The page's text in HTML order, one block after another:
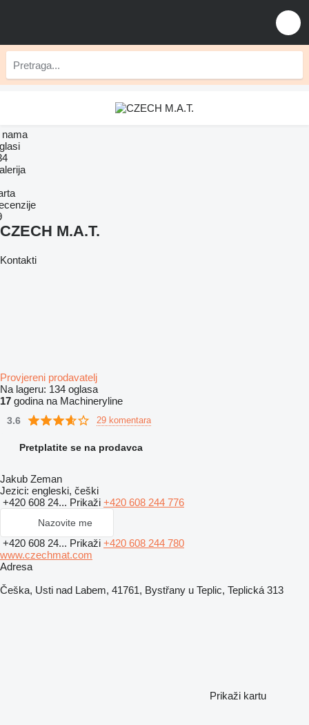
CZECH M.A.T.
Kontakti
Provjereni prodavatelj
Na lageru: 134 oglasa
17 godina na Machineryline
3.6 29 komentara
Pretplatite se na prodavca
Jakub Zeman
Jezici: engleski, češki
+420 608 24... Prikaži +420 608 244 776
Nazovite me
+420 608 24... Prikaži +420 608 244 780
www.czechmat.com
Adresa
Češka, Usti nad Labem, 41761, Bystřany u Teplic, Teplická 313
Prikaži kartu